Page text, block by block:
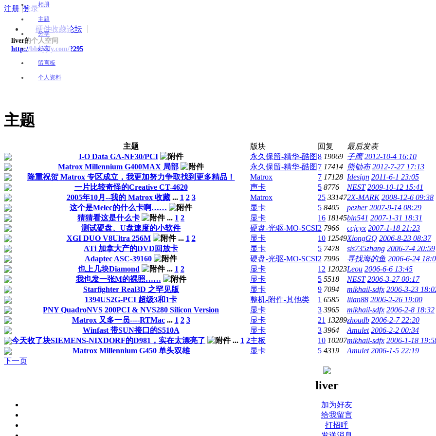
注册 |登录
硬件收藏论坛
liver的个人空间
http://bbs.yjfy.com/?295
相册
主题
分享
好友
留言板
个人资料
主题
主题 版块 回复
最后发表
I-O Data GA-NF30/PCI
永久保留-精华-酷图 8 19069 子鹰 2012-10-4 16:10
Matrox Millennium G400MAX 局部
永久保留-精华-酷图 7 17414 熊劬布 2012-7-27 17:13
隆重祝贺 Matrox 专区成立，我更加努力争取找到更多精品！
Matrox 7 17128 Idesign 2011-6-1 23:05
一片比较奇怪的Creative CT-4620
声卡 5 8776 NEST 2009-10-12 15:41
2005年10月--我的 Matrox 收藏 ... 1 2 3 Matrox 25 331472X-MARK 2008-12-6 09:38
这个是Melec的什么卡啊……
显卡 5 8405 pezher 2007-9-14 08:29
猜猜看这是什么卡
... 1 2 显卡 16 18145bin541 2007-1-31 18:31
测试硬盘、U盘速度的小软件
硬盘-光驱-MO-SCSI2 7966 ccjcyx 2007-1-18 21:23
XGI DUO V8Ultra 256M
... 1 2 显卡 10 12549XiongGQ 2006-8-23 08:37
ATi 加拿大产的DVD回放卡
显卡 5 7478 sis735zhang 2006-7-4 20:59
Adaptec ASC-39160
硬盘-光驱-MO-SCSI2 7996 寻找海的鱼 2006-6-24
也上几块Diamond
... 1 2 显卡 12 12023Leou 2006-6-6 13:45
我也发一张M的裸照……
显卡 5 5518 NEST 2006-3-27 00:17
Starfighter Real3D 之罕见版
显卡 9 7094 mikhail-sdfx 2006-3-23
1394US2G-PCI 超级3和1卡
整机-附件-其他类 1 6585 liian88 2006-2-26 19:00
PNY QuadroNVS 200PCI & NVS280 Silicon Version
显卡 3 3965 mikhail-sdfx 2006-2-8 18:32
Matrox 又多一员----RTMac ... 1 2 3 显卡 21 13289zhoudb 2006-2-7 22:20
Winfast 带SUN接口的S510A
显卡 3 3964 Amulet 2006-2-2 00:34
今天收了块SIEMENS-NIXDORF的D981，实在太漂亮了
... 1 2主板 10 10207mikhail-sdfx 2006-1-18
Matrox Millennium G450 单头双雄
显卡 5 4319 Amulet 2006-1-5 22:19
下一页
liver
加为好友
给我留言
打招呼